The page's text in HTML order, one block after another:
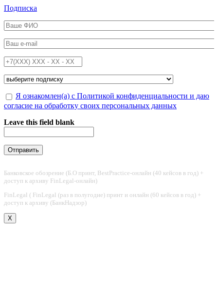
Перейти к основному содержанию
Подписка
ФИО*
Email*
Телефон*
Подписка на*
Обработка персональных данных*
Я ознакомлен(а) с Политикой конфиденциальности и даю
согласие на обработку своих персональных данных
Leave this field blank
Банковское обозрение (Б.О принт, BestPractice-онлайн (40 кейсов в год) +
доступ к архиву FinLegal-онлайн)
FinLegal ( FinLegal (раз в полугодие) принт и онлайн (60 кейсов в год) +
доступ к архиву (БанкНадзор)
X